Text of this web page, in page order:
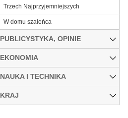
Trzech Najprzyjemniejszych
W domu szaleńca
PUBLICYSTYKA, OPINIE
EKONOMIA
NAUKA I TECHNIKA
KRAJ